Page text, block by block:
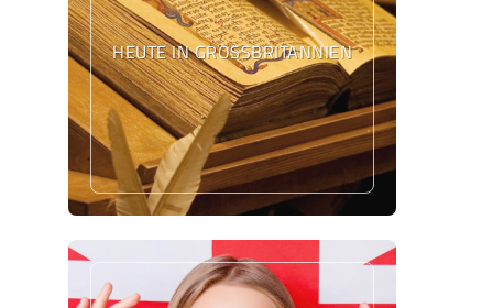
HEUTE IN GROSSBRITANNIEN